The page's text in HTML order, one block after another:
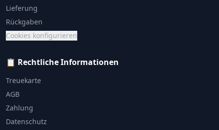
Lieferung
Rückgaben
Cookies konfigurieren
📋 Rechtliche Informationen
Treuekarte
AGB
Zahlung
Datenschutz